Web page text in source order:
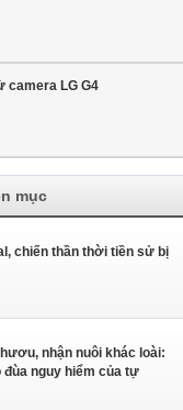
camera LG G4
mục
chiến thần thời tiền sử bị
nhận nuôi khác loài:
nguy hiểm của tự